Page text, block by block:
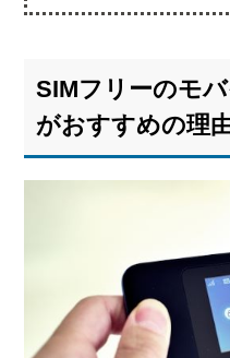
リ
ー
の
モ
タ
ー
SIMフリーのモ
がおすすめの理